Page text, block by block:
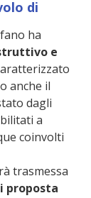
di
ha
e
anche il
dagli
a
coinvolti
trasmessa
proposta